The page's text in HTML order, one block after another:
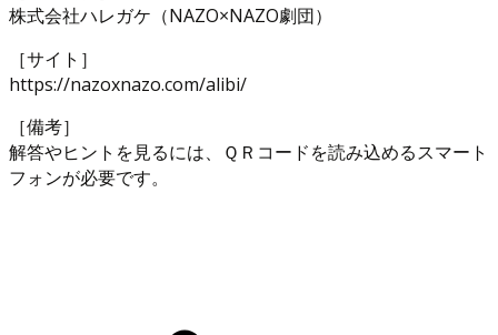
株式会社ハレガケ（NAZO×NAZO劇団）
［サイト］
https://nazoxnazo.com/alibi/
［備考］
解答やヒントを見るには、ＱＲコードを読み込めるスマート
フォンが必要です。